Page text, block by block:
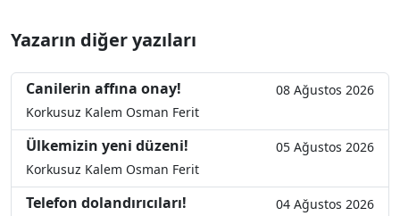
Yazarın diğer yazıları
Canilerin affına onay!
08 Ağustos 2026
Korkusuz Kalem Osman Ferit
Ülkemizin yeni düzeni!
05 Ağustos 2026
Korkusuz Kalem Osman Ferit
Telefon dolandırıcıları!
04 Ağustos 2026